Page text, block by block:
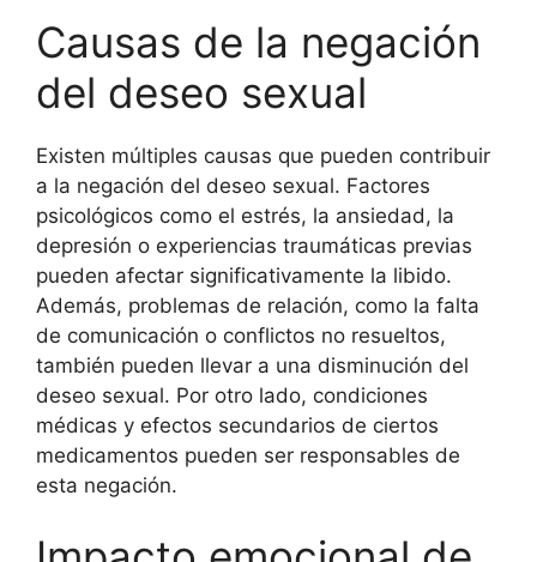
Causas de la negación
del deseo sexual
Existen múltiples causas que pueden contribuir
a la negación del deseo sexual. Factores
psicológicos como el estrés, la ansiedad, la
depresión o experiencias traumáticas previas
pueden afectar significativamente la libido.
Además, problemas de relación, como la falta
de comunicación o conflictos no resueltos,
también pueden llevar a una disminución del
deseo sexual. Por otro lado, condiciones
médicas y efectos secundarios de ciertos
medicamentos pueden ser responsables de
esta negación.